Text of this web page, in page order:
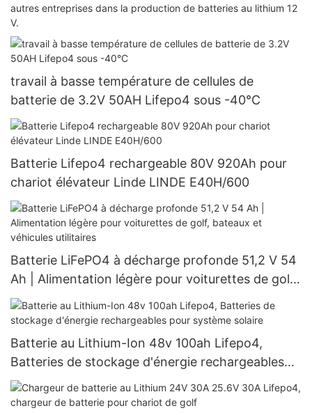
autres entreprises dans la production de batteries au lithium 12
V.
travail à basse température de cellules de
batterie de 3.2V 50AH Lifepo4 sous -40°C
Batterie Lifepo4 rechargeable 80V 920Ah pour
chariot élévateur Linde LINDE E40H/600
Batterie LiFePO4 à décharge profonde 51,2 V 54
Ah | Alimentation légère pour voiturettes de golf,
bateaux et véhicules utilitaires
Batterie au Lithium-Ion 48v 100ah Lifepo4,
Batteries de stockage d'énergie rechargeables
pour système solaire